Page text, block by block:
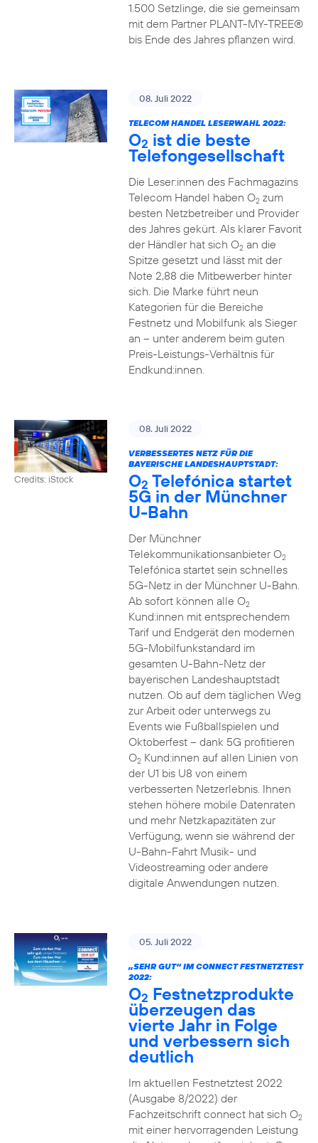
1.500 Setzlinge, die sie gemeinsam
mit dem Partner PLANT-MY-TREE®
bis Ende des Jahres pflanzen wird.
08. Juli 2022
TELECOM HANDEL LESERWAHL 2022:
O2 ist die beste
Telefongesellschaft
Die Leser:innen des Fachmagazins
Telecom Handel haben O2zum
besten Netzbetreiber und Provider
des Jahres gekürt. Als klarer Favorit
der Händler hat sich O2an die
Spitze gesetzt und lässt mit der
Note 2,88 die Mitbewerber hinter
sich. Die Marke führt neun
Kategorien für die Bereiche
Festnetz und Mobilfunk als Sieger
an – unter anderem beim guten
Preis-Leistungs-Verhältnis für
Endkund:innen.
Credits: iStock
08. Juli 2022
VERBESSERTES NETZ FÜR DIE
BAYERISCHE LANDESHAUPTSTADT:
O2 Telefónica startet
5G in der Münchner
U-Bahn
Der Münchner
Telekommunikationsanbieter O2
Telefónica startet sein schnelles
5G-Netz in der Münchner U-Bahn.
Ab sofort können alle O2
Kund:innen mit entsprechendem
Tarif und Endgerät den modernen
5G-Mobilfunkstandard im
gesamten U-Bahn-Netz der
bayerischen Landeshauptstadt
nutzen. Ob auf dem täglichen Weg
zur Arbeit oder unterwegs zu
Events wie Fußballspielen und
Oktoberfest – dank 5G profitieren
O2Kund:innen auf allen Linien von
der U1 bis U8 von einem
verbesserten Netzerlebnis. Ihnen
stehen höhere mobile Datenraten
und mehr Netzkapazitäten zur
Verfügung, wenn sie während der
U-Bahn-Fahrt Musik- und
Videostreaming oder andere
digitale Anwendungen nutzen.
05. Juli 2022
„SEHR GUT“ IM CONNECT FESTNETZTEST
2022:
O2 Festnetzprodukte
überzeugen das
vierte Jahr in Folge
und verbessern sich
deutlich
Im aktuellen Festnetztest 2022
(Ausgabe 8/2022) der
Fachzeitschrift connect hat sich O2
mit einer hervorragenden Leistung